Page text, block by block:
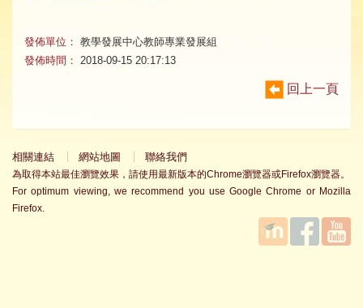
發佈單位： 教學發展中心教師專業發展組
發佈時間：
2018-09-15 20:17:13
回上一頁
相關連結 網站地圖 聯絡我們
為取得本站最佳瀏覽效果，請使用最新版本的Chrome瀏覽器或Firefox瀏覽器。
For optimum viewing, we recommend you use Google Chrome or Mozilla
Firefox.